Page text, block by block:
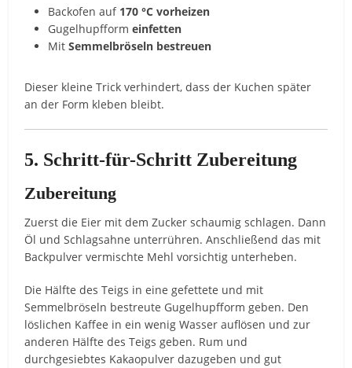
Backofen auf 170 °C vorheizen
Gugelhupfformeinfetten
MitSemmelbröseln bestreuen
Dieser kleine Trick verhindert, dass der Kuchen später
an der Form kleben bleibt.
5. Schritt-für-Schritt Zubereitung
Zubereitung
Zuerst die Eier mit dem Zucker schaumig schlagen. Dann
Öl und Schlagsahne unterrühren. Anschließend das mit
Backpulver vermischte Mehl vorsichtig unterheben.
Die Hälfte des Teigs in eine gefettete und mit
Semmelbröseln bestreute Gugelhupfform geben. Den
löslichen Kaffee in ein wenig Wasser auflösen und zur
anderen Hälfte des Teigs geben. Rum und
durchgesiebtes Kakaopulver dazugeben und gut